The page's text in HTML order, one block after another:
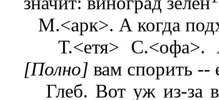
М.<арк>. А когда
Т.<етя> С.<офа>.
[Полно] вам спорить --
Глеб. Вот уж из-за